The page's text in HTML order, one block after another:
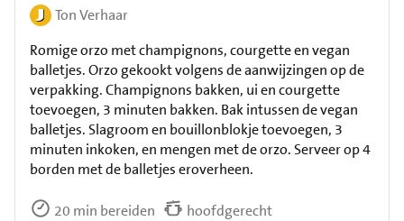
Ton Verhaar
Romige orzo met champignons, courgette en vegan
balletjes. Orzo gekookt volgens de aanwijzingen op de
verpakking. Champignons bakken, ui en courgette
toevoegen, 3 minuten bakken. Bak intussen de vegan
balletjes. Slagroom en bouillonblokje toevoegen, 3
minuten inkoken, en mengen met de orzo. Serveer op 4
borden met de balletjes eroverheen.
20 min bereiden
hoofdgerecht